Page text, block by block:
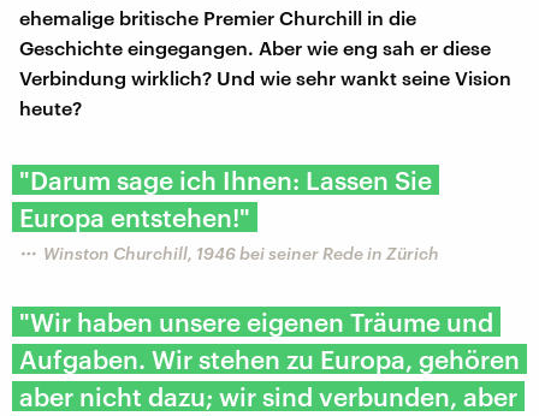
ehemalige britische Premier Churchill in die
Geschichte eingegangen. Aber wie eng sah er diese
Verbindung wirklich? Und wie sehr wankt seine Vision
heute?
"Darum sage ich Ihnen: Lassen Sie
Europa entstehen!"
Winston Churchill, 1946 bei seiner Rede in Zürich
"Wir haben unsere eigenen Träume und
Aufgaben. Wir stehen zu Europa, gehören
aber nicht dazu; wir sind verbunden, aber